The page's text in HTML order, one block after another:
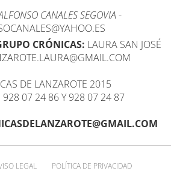
CANALES SEGOVIA -
CRÓNICAS: LAURA SAN JOSÉ
DE LANZAROTE 2015
928 07 24 86 Y 928 07 24 87
LEGAL POLÍTICA DE PRIVACIDAD